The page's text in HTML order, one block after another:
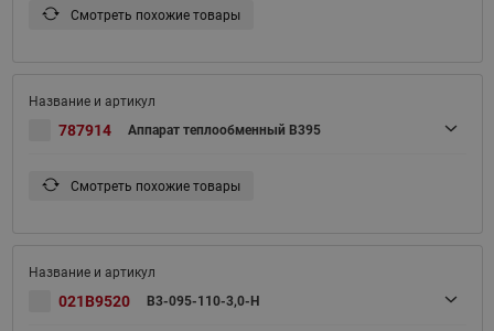
Смотреть похожие товары
787914 Аппарат теплообменный B395
Смотреть похожие товары
021B9520 B3-095-110-3,0-H